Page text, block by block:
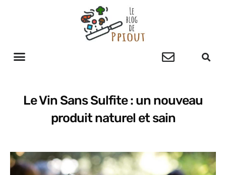
Le Vin Sans Sulfite : un nouveau
produit naturel et sain